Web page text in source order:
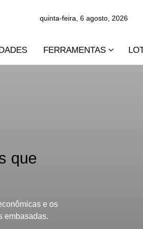
quinta-feira, 6 agosto, 2026
FERRAMENTAS
que
e os
embasadas.